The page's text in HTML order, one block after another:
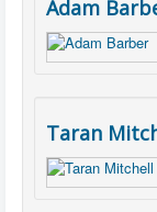
Adam
Taran